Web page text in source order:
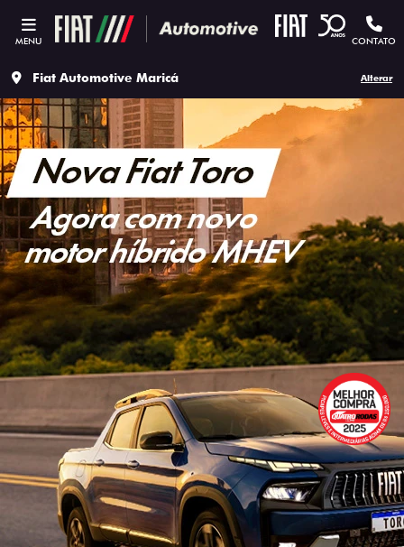
MENU CONTATO
Fiat Automotive Maricá Alterar